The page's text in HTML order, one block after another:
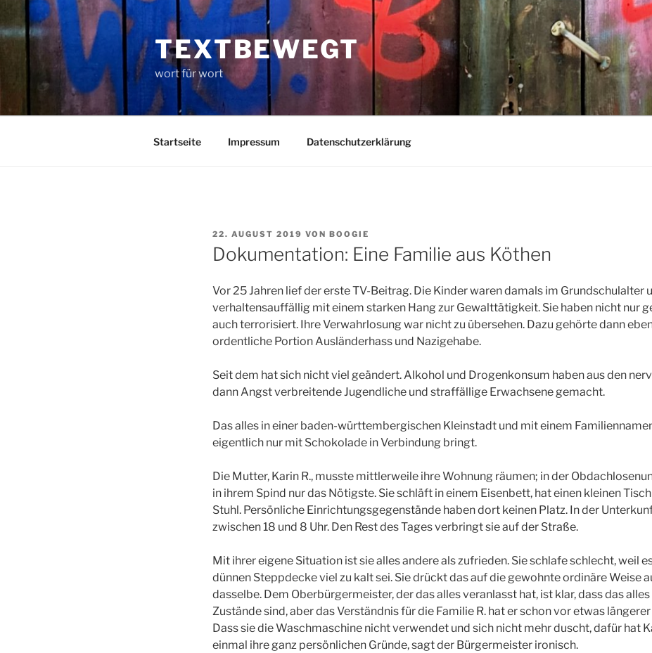
Inhalt
springen
TEXTBEWEGT
wort für wort
Startseite Impressum Datenschutzerklärung
VERÖFFENTLICHT
AM
22. AUGUST 2019 VON BOOGIE
Dokumentation: Eine Familie aus Köthen
Vor 25 Jahren lief der erste TV-Beitrag. Die Kinder waren damals im Grundschulalter
verhaltensauffällig mit einem starken Hang zur Gewalttätigkeit. Sie haben nicht nur
auch terrorisiert. Ihre Verwahrlosung war nicht zu übersehen. Dazu gehörte dann
ordentliche Portion Ausländerhass und Nazigehabe.
Seit dem hat sich nicht viel geändert. Alkohol und Drogenkonsum haben aus den
dann Angst verbreitende Jugendliche und straffällige Erwachsene gemacht.
Das alles in einer baden-württembergischen Kleinstadt und mit einem
eigentlich nur mit Schokolade in Verbindung bringt.
Die Mutter, Karin R., musste mittlerweile ihre Wohnung räumen; in der
in ihrem Spind nur das Nötigste. Sie schläft in einem Eisenbett, hat einen kleinen
Stuhl. Persönliche Einrichtungsgegenstände haben dort keinen Platz. In der
zwischen 18 und 8 Uhr. Den Rest des Tages verbringt sie auf der Straße.
Mit ihrer eigene Situation ist sie alles andere als zufrieden. Sie schlafe schlecht, weil
dünnen Steppdecke viel zu kalt sei. Sie drückt das auf die gewohnte ordinäre Weise
dasselbe. Dem Oberbürgermeister, der das alles veranlasst hat, ist klar, dass das
Zustände sind, aber das Verständnis für die Familie R. hat er schon vor etwas
Dass sie die Waschmaschine nicht verwendet und sich nicht mehr duscht, dafür hat
einmal ihre ganz persönlichen Gründe, sagt der Bürgermeister ironisch.